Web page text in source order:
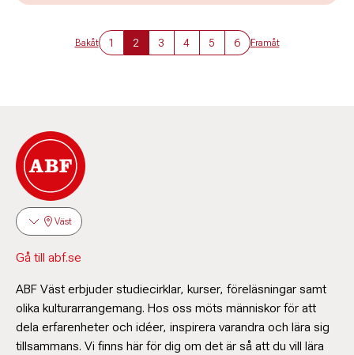
Bakåt 1 2 3 4 5 6 Framåt
Väst
Gå till abf.se
ABF Väst erbjuder studiecirklar, kurser, föreläsningar samt
olika kulturarrangemang. Hos oss möts människor för att
dela erfarenheter och idéer, inspirera varandra och lära sig
tillsammans. Vi finns här för dig om det är så att du vill lära